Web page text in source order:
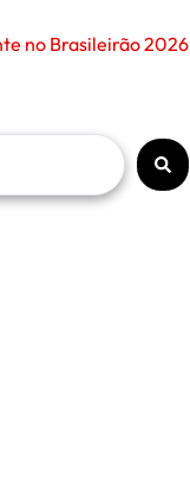
no Brasileirão 2026